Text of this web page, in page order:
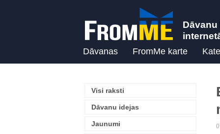
Dāvanu
Dāvanas FromMe karte
Visi raksti
Dāvanu idejas
Jaunumi